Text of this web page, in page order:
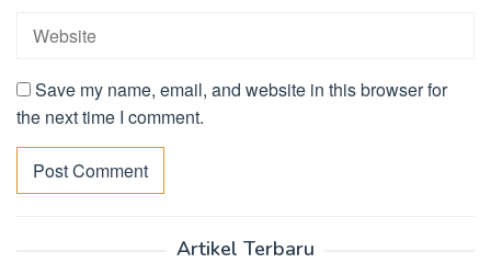
Save my name, email, and website in this browser for
the next time I comment.
Artikel Terbaru